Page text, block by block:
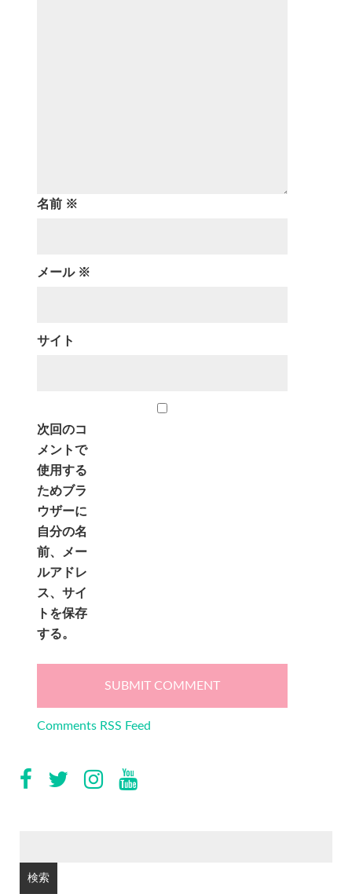
名前 ※
メール ※
サイト
次回のコ
メントで
使用する
ためブラ
ウザーに
自分の名
前、メー
ルアドレ
ス、サイ
トを保存
する。
Comments RSS Feed